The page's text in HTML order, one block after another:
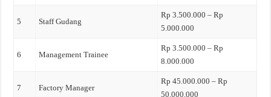
5 Staff Gudang
Rp 3.500.000 – Rp
5.000.000
6 Management Trainee
Rp 3.500.000 – Rp
8.000.000
7 Factory Manager
Rp 45.000.000 – Rp
50.000.000